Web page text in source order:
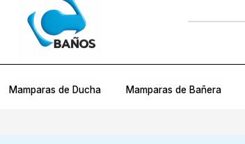
Mamparas de Ducha Mamparas de Bañera